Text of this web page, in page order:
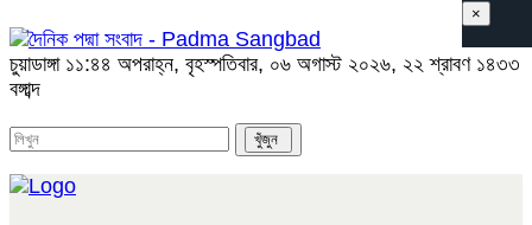
চুয়াডাঙ্গা ১১:৪৪ অপরাহ্ন, বৃহস্পতিবার, ০৬ অগাস্ট ২০২৬, ২২ শ্রাবণ ১৪৩৩
বঙ্গাব্দ
×